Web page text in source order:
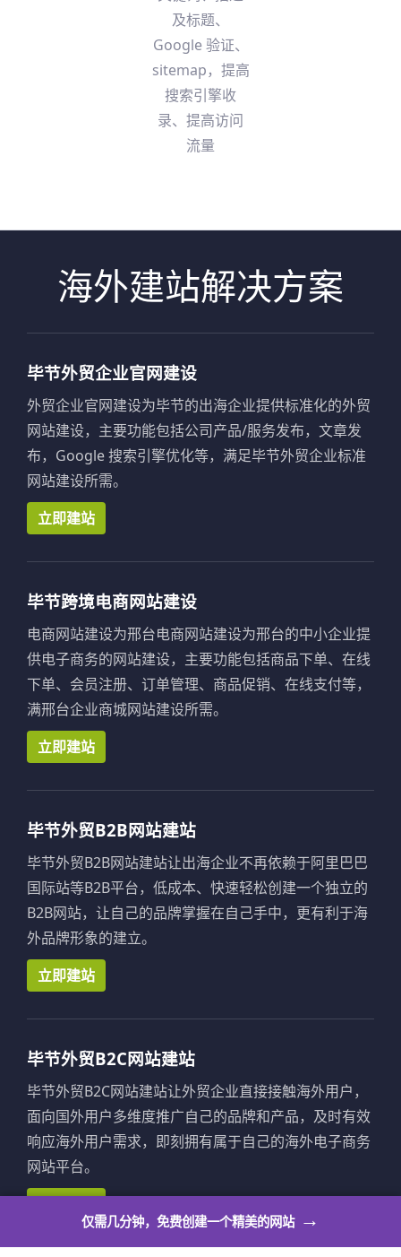
仅需几分钟，免费创建一个精美的网站→
及标题、
Google 验证、
sitemap，提高
搜索引擎收
录、提高访问
流量
海外建站解决方案
毕节外贸企业官网建设
外贸企业官网建设为毕节的出海企业提供标准化的外贸
网站建设，主要功能包括公司产品/服务发布，文章发
布，Google 搜索引擎优化等，满足毕节外贸企业标准
网站建设所需。
立即建站
毕节跨境电商网站建设
电商网站建设为邢台电商网站建设为邢台的中小企业提
供电子商务的网站建设，主要功能包括商品下单、在线
下单、会员注册、订单管理、商品促销、在线支付等，
满邢台企业商城网站建设所需。
立即建站
毕节外贸B2B网站建站
毕节外贸B2B网站建站让出海企业不再依赖于阿里巴巴
国际站等B2B平台，低成本、快速轻松创建一个独立的
B2B网站，让自己的品牌掌握在自己手中，更有利于海
外品牌形象的建立。
立即建站
毕节外贸B2C网站建站
毕节外贸B2C网站建站让外贸企业直接接触海外用户，
面向国外用户多维度推广自己的品牌和产品，及时有效
响应海外用户需求，即刻拥有属于自己的海外电子商务
网站平台。